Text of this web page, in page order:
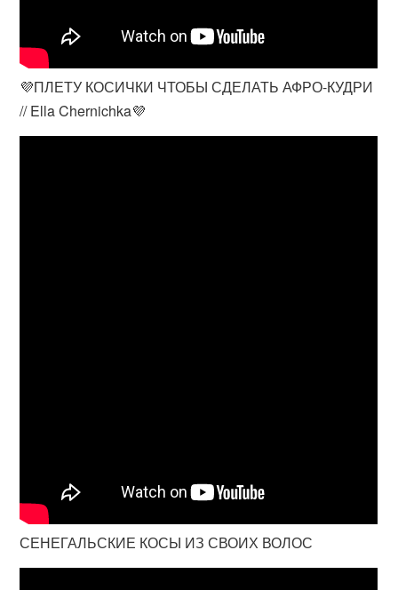
💜ПЛЕТУ КОСИЧКИ ЧТОБЫ СДЕЛАТЬ АФРО-КУДРИ
// Ella Chernichka💜
СЕНЕГАЛЬСКИЕ КОСЫ ИЗ СВОИХ ВОЛОС